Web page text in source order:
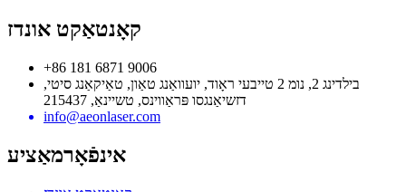
קאָנטאַקט אונדז
+86 181 6871 9006
בילדינג 2, נומ 2 טייבעי ראָוד, יועוואַנג טאַון, טאַיקאַנג סיטי,
דזשיאַנגסו פּראַווינס, טשיינאַ, 215437
info@aeonlaser.com
אינפֿאָרמאַציע